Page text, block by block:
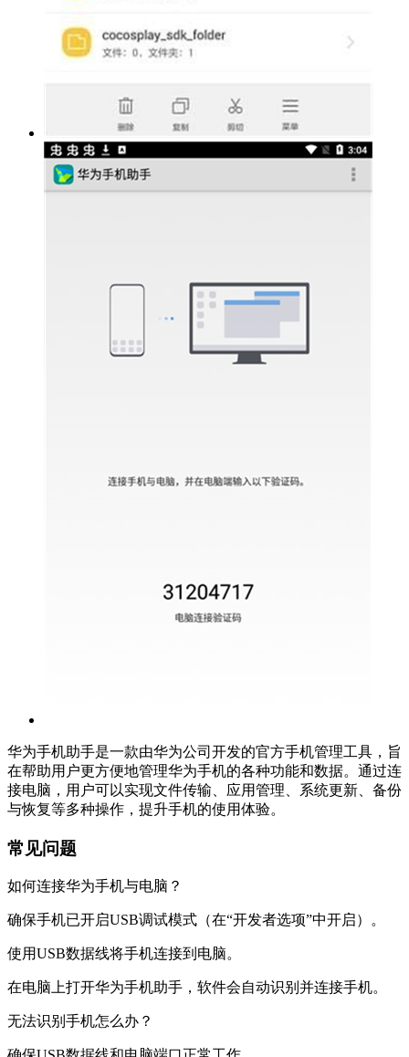
华为手机助手是一款由华为公司开发的官方手机管理工具，旨
在帮助用户更方便地管理华为手机的各种功能和数据。通过连
接电脑，用户可以实现文件传输、应用管理、系统更新、备份
与恢复等多种操作，提升手机的使用体验。
常见问题
如何连接华为手机与电脑？
确保手机已开启USB调试模式（在“开发者选项”中开启）。
使用USB数据线将手机连接到电脑。
在电脑上打开华为手机助手，软件会自动识别并连接手机。
无法识别手机怎么办？